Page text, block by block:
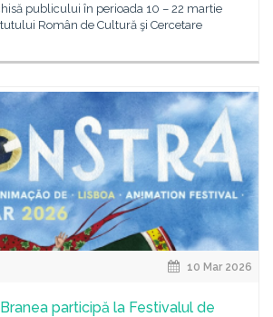
publicului în perioada 10 – 22 martie
Român de Cultură şi Cercetare
10 Mar 2026
participă la Festivalul de